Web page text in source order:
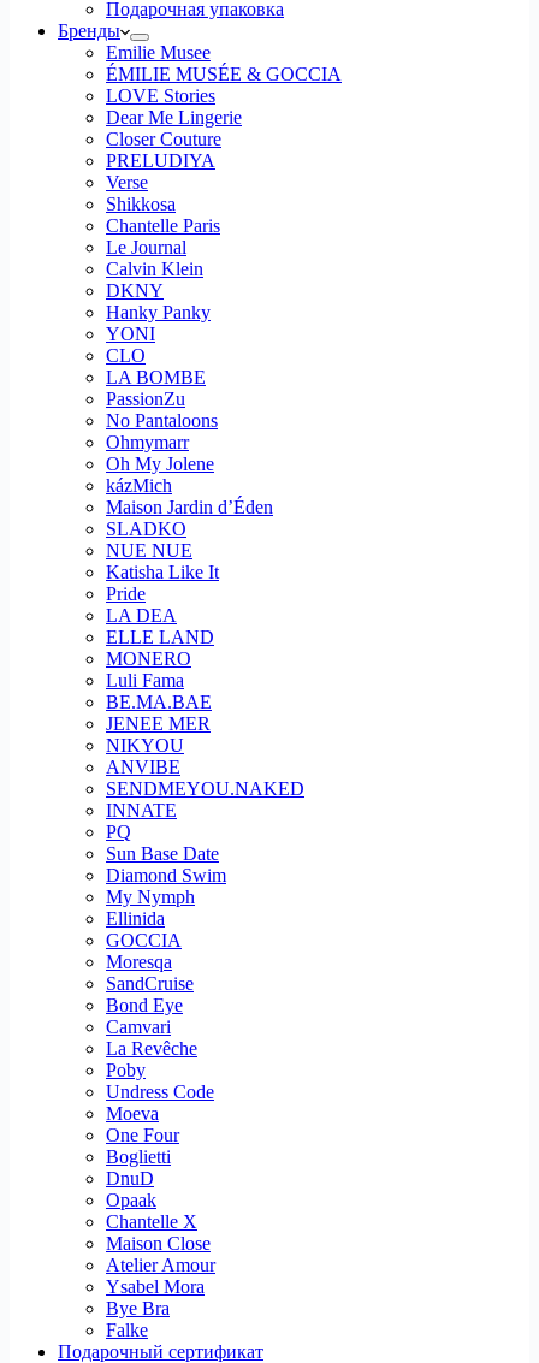
Подарочная упаковка
Бренды
Emilie Musee
ÉMILIE MUSÉE & GOCCIA
LOVE Stories
Dear Me Lingerie
Closer Couture
PRELUDIYA
Verse
Shikkosa
Chantelle Paris
Le Journal
Calvin Klein
DKNY
Hanky Panky
YONI
CLO
LA BOMBE
PassionZu
No Pantaloons
Ohmymarr
Oh My Jolene
kázMich
Maison Jardin d’Éden
SLADKO
NUE NUE
Katisha Like It
Pride
LA DEA
ELLE LAND
MONERO
Luli Fama
BE.MA.BAE
JENEE MER
NIKYOU
ANVIBE
SENDMEYOU.NAKED
INNATE
PQ
Sun Base Date
Diamond Swim
My Nymph
Ellinida
GOCCIA
Moresqa
SandCruise
Bond Eye
Camvari
La Revêche
Poby
Undress Code
Moeva
One Four
Boglietti
DnuD
Opaak
Chantelle X
Maison Close
Atelier Amour
Ysabel Mora
Bye Bra
Falke
Подарочный сертификат